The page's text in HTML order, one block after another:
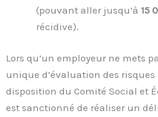
(pouvant aller jusqu’à 15
récidive).
Lors qu’un employeur ne mets
unique d’évaluation des risques
disposition du Comité Social et
est sanctionné de réaliser un